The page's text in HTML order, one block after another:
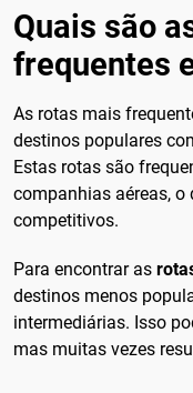
Quais são
frequentes
As rotas mais
destinos populares
Estas rotas são
companhias aéreas, o
competitivos.
Para encontrar as
destinos menos
intermediárias. Isso
mas muitas vezes